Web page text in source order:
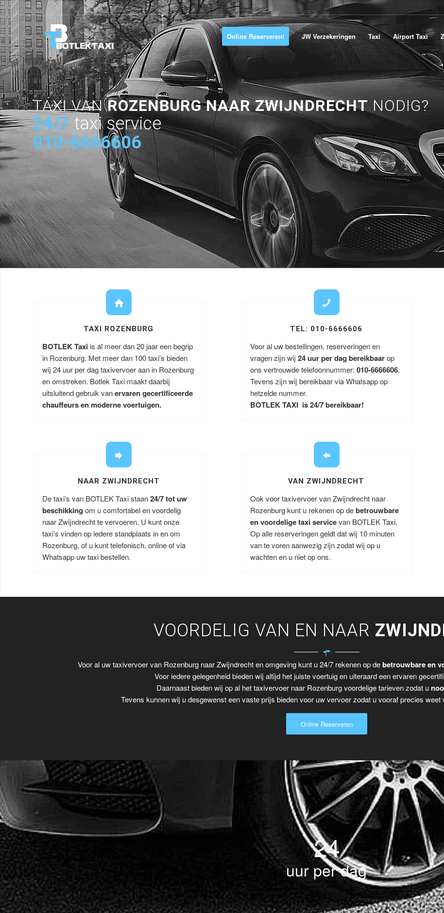
Online Reserveren! JW Verzekeringen Taxi Airport Taxi
TAXI VANROZENBURG NAAR ZWIJNDRECHT NODIG?
24/7 taxi service
010-6666606
TAXI ROZENBURG
BOTLEK Taxi is al meer dan 20 jaar een begrip
in Rozenburg. Met meer dan 100 taxi’s bieden
wij 24 uur per dag taxivervoer aan in Rozenburg
en omstreken. Botlek Taxi maakt daarbij
uitsluitend gebruik vanervaren gecertificeerde
chauffeurs en moderne voertuigen.
TEL: 010-6666606
Voor al uw bestellingen, reserveringen en
vragen zijn wij 24 uur per dag bereikbaarop
ons vertrouwde telefoonnummer: 010-6666606.
Tevens zijn wij bereikbaar via Whatsapp op
hetzelde nummer.
BOTLEK TAXI is 24/7 bereikbaar!
NAAR ZWIJNDRECHT
De taxi’s van BOTLEK Taxi staan24/7 tot uw
beschikking om u comfortabel en voordelig
naar Zwijndrecht te vervoeren. U kunt onze
taxi’s vinden op iedere standplaats in en om
Rozenburg, of u kunt telefonisch, online of via
Whatsapp uw taxi bestellen.
VAN ZWIJNDRECHT
Ook voor taxivervoer van Zwijndrecht naar
Rozenburg kunt u rekenen op debetrouwbare
en voordelige taxi servicevan BOTLEK Taxi.
Op alle reserveringen geldt dat wij 10 minuten
van te voren aanwezig zijn zodat wij op u
wachten en u niet op ons.
VOORDELIG VAN EN NAAR
Voor al uw taxivervoer van Rozenburg naar Zwijndrecht en omgeving kunt u 24/7 rekenen op debetrouwbare en
Voor iedere gelegenheid bieden wij altijd het juiste voertuig en uiteraard een ervaren
Daarnaast bieden wij op al het taxivervoer naar Rozenburg voordelige tarieven zodat u
Tevens kunnen wij u desgewenst een vaste prijs bieden voor uw vervoer zodat u vooraf precies weet
Online Reserveren
24
uur per dag